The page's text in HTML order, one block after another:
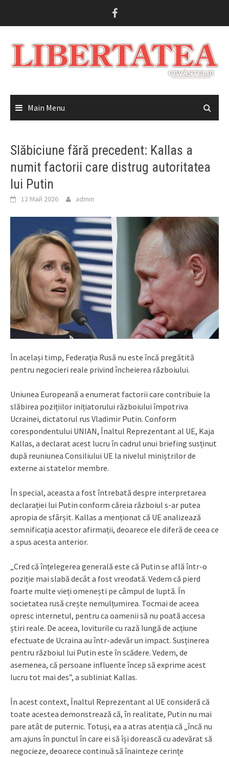
Main Menu
Slăbiciune fără precedent: Kallas a
numit factorii care distrug autoritatea
lui Putin
12 Май 2026 admin
În același timp, Federația Rusă nu este încă pregătită
pentru negocieri reale privind încheierea războiului.
Uniunea Europeană a enumerat factorii care contribuie la
slăbirea pozițiilor inițiatorului războiului împotriva
Ucrainei, dictatorul rus Vladimir Putin. Conform
corespondentului UNIAN, Înaltul Reprezentant al UE, Kaja
Kallas, a declarat acest lucru în cadrul unui briefing susținut
după reuniunea Consiliului UE la nivelul miniștrilor de
externe ai statelor membre.
În special, aceasta a fost întrebată despre interpretarea
declarației lui Putin conform căreia războiul s-ar putea
apropia de sfârșit. Kallas a menționat că UE analizează
semnificația acestor afirmații, deoarece ele diferă de ceea ce
a spus acesta anterior.
„Cred că înțelegerea generală este că Putin se află într-o
poziție mai slabă decât a fost vreodată. Vedem că pierd
foarte multe vieți omenești pe câmpul de luptă. În
societatea rusă crește nemulțumirea. Tocmai de aceea
opresc internetul, pentru ca oamenii să nu poată accesa
știri reale. De aceea, loviturile cu rază lungă de acțiune
efectuate de Ucraina au într-adevăr un impact. Susținerea
pentru războiul lui Putin este în scădere. Vedem, de
asemenea, că persoane influente încep să exprime acest
lucru tot mai des”, a subliniat Kallas.
În acest context, Înaltul Reprezentant al UE consideră că
toate acestea demonstrează că, în realitate, Putin nu mai
pare atât de puternic. Totuși, ea a atras atenția că „încă nu
am ajuns în punctul în care ei să își dorească cu adevărat să
negocieze, deoarece continuă să înainteze cerințe